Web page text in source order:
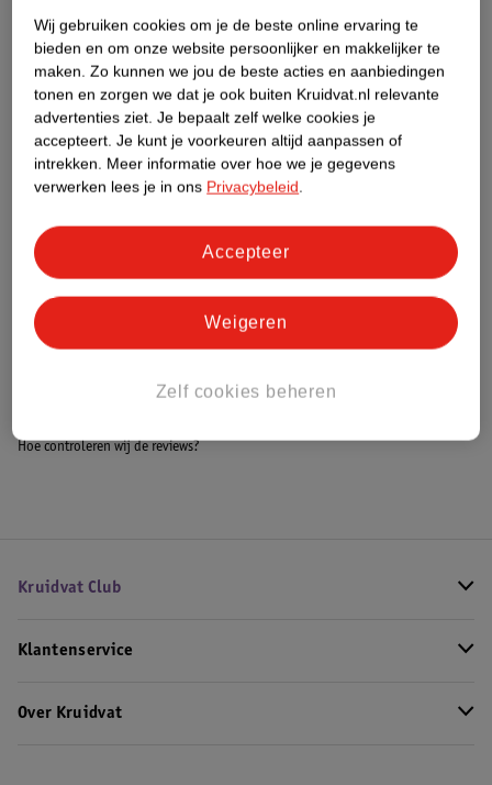
Etiketinformatie
Nature Impact Score
Dit product heeft (nog) geen Nature
Impact Score.
Meer informatie
Bestel & Bezorginformatie
Bekijk ook
Hoe controleren wij de reviews?
Kruidvat Club
Klantenservice
Over Kruidvat
Wij gebruiken cookies om je de beste online ervaring te
bieden en om onze website persoonlijker en makkelijker te
maken. Zo kunnen we jou de beste acties en aanbiedingen
tonen en zorgen we dat je ook buiten Kruidvat.nl relevante
advertenties ziet. Je bepaalt zelf welke cookies je
accepteert. Je kunt je voorkeuren altijd aanpassen of
intrekken. Meer informatie over hoe we je gegevens
verwerken lees je in ons Privacybeleid.
Zelf cookies beheren
Weigeren
Accepteer